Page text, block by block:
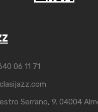
06 11 71
Serrano, 9. 04004